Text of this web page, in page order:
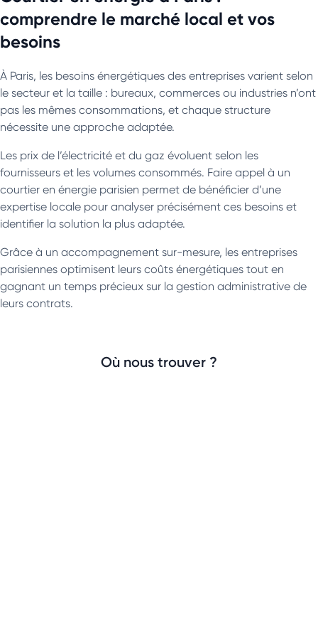
comprendre le marché local et vos
besoins
À Paris, les besoins énergétiques des entreprises varient selon
le secteur et la taille : bureaux, commerces ou industries n’ont
pas les mêmes consommations, et chaque structure
nécessite une approche adaptée.
Les prix de l’électricité et du gaz évoluent selon les
fournisseurs et les volumes consommés. Faire appel à un
courtier en énergie parisien permet de bénéficier d’une
expertise locale pour analyser précisément ces besoins et
identifier la solution la plus adaptée.
Grâce à un accompagnement sur-mesure, les entreprises
parisiennes optimisent leurs coûts énergétiques tout en
gagnant un temps précieux sur la gestion administrative de
leurs contrats.
Où nous trouver ?